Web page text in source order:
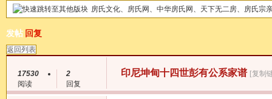
帖子
房氏文化、房氏网、中华房氏网、天下无二房、房氏宗
发帖 回复
返回列表
17530
阅读
2
回复
印尼坤甸十四世彭有公系家谱 [复制